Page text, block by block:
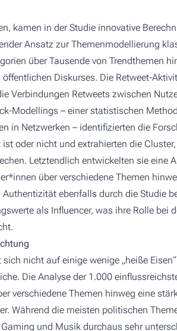
kamen in der Studie innovative
Ansatz zur Themenmodellierung
über Tausende von Trendthemen
Diskurses. Die Retweet-
Verbindungen Retweets zwischen
Modellings – einer statistischen
in Netzwerken – identifizierten die
oder nicht und extrahierten die
Letztendlich entwickelten sie eine
über verschiedene Themen
ebenfalls durch die Studie
als Influencer, was ihre Rolle bei
nicht auf einige wenige „heiße
Die Analyse der 1.000
verschiedene Themen hinweg eine
Während die meisten politischen
und Musik durchaus sehr